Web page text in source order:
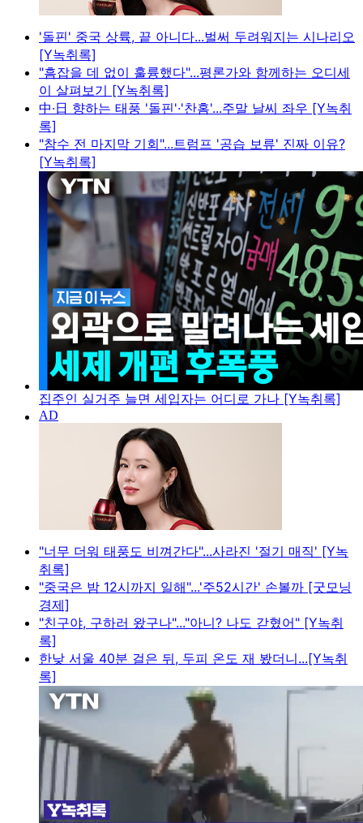
'돌핀' 중국 상륙, 끝 아니다...벌써 두려워지는 시나리오
[Y녹취록]
"흠잡을 데 없이 훌륭했다"...평론가와 함께하는 오디세
이 살펴보기 [Y녹취록]
中·日 향하는 태풍 '돌핀'·'찬홈'...주말 날씨 좌우 [Y녹취
록]
"참수 전 마지막 기회"...트럼프 '공습 보류' 진짜 이유?
[Y녹취록]
집주인 실거주 늘면 세입자는 어디로 가나 [Y녹취록]
"너무 더워 태풍도 비껴간다"...사라진 '절기 매직' [Y녹
취록]
"중국은 밤 12시까지 일해"...'주52시간' 손볼까 [굿모닝
경제]
"친구야, 구하러 왔구나"..."아니? 나도 갇혔어" [Y녹취
록]
한낮 서울 40분 걸은 뒤, 두피 온도 재 봤더니...[Y녹취
록]